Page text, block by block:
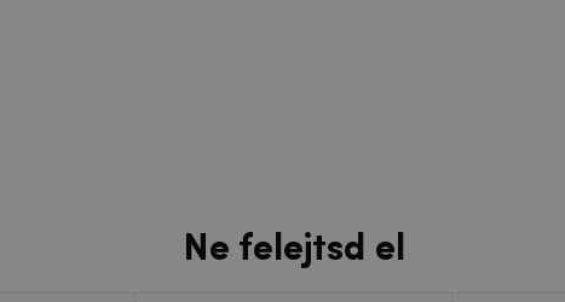
Ne felejtsd el